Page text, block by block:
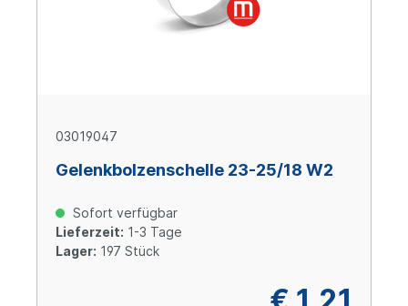
03019047
Gelenkbolzenschelle 23-25/18 W2
Sofort verfügbar
Lieferzeit: 1-3 Tage
Lager: 197 Stück